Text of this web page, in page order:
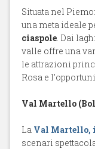
Situata nel
una meta ideale
ciaspole . Dai
valle offre una
le attrazioni
Rosa e
Val Martello
La Val Martello,
scenari